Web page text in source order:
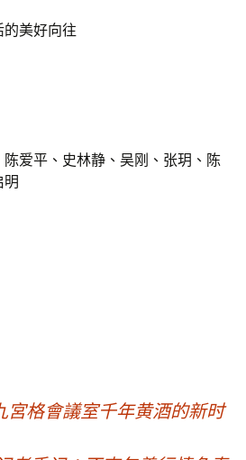
美好向往
爱平、史林静、吴刚、张玥、陈
宮格會議室千年黄酒的新时